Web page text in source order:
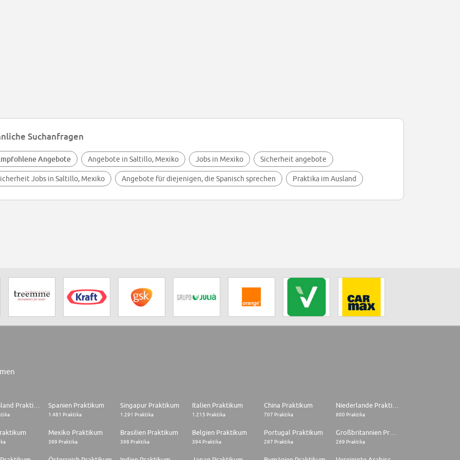
Suchanfragen
Angebote Angebote in Saltillo, Mexiko Jobs in Mexiko Sicherheit angebote
Jobs in Saltillo, Mexiko Angebote für diejenigen, die Spanisch sprechen Praktika im Ausland
Spanien Praktikum
1.481 Praktika
Singapur Praktikum
1.291 Praktika
Italien Praktikum
1.215 Praktika
China Praktikum
707 Praktika 600 Praktika
Mexiko Praktikum
399 Praktika
Brasilien Praktikum
398 Praktika
Belgien Praktikum
394 Praktika
Portugal Praktikum
297 Praktika 269 Praktika